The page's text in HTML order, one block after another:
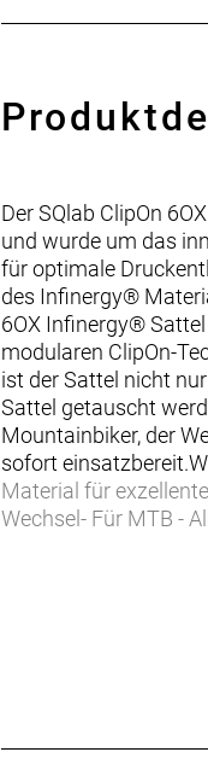
Der SQlab ClipOn
und wurde um das
für optimale
des Infinergy®
6OX Infinergy®
modularen ClipOn-
ist der Sattel nicht
Sattel getauscht
Mountainbiker, der
sofort
Material für
Wechsel- Für MTB -